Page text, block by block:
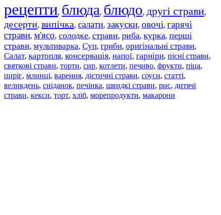
рецепти, блюда, блюдо, другі страви,
десерти, випічка, салати, закуски, овочі, гарячі
страви, м'ясо, солодке, страви, риба, курка, перші
страви, мультиварка, Суп, гриби, оригінальні страви,
Салат, картопля, консервація, напої, гарніри, пісні страви,
святкові страви, торти, сир, котлети, печиво, фрукти, піца,
пиріг, млинці, варення, дієтичні страви, соуси, статті,
великдень, сніданок, печінка, швидкі страви, рис, дитячі
страви, кекси, торт, хліб, морепродукти, макарони